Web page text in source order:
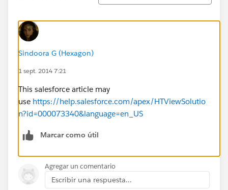
Sindoora G (Hexagon)
1 sept. 2014 7:21
This salesforce article may
use https://help.salesforce.com/apex/HTViewSolutio
n?id=000073340&language=en_US
Marcar como útil
Agregar un comentario
Escribir una respuesta...